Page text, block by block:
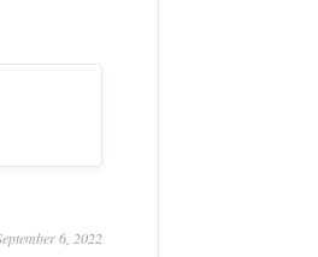
6, 2022